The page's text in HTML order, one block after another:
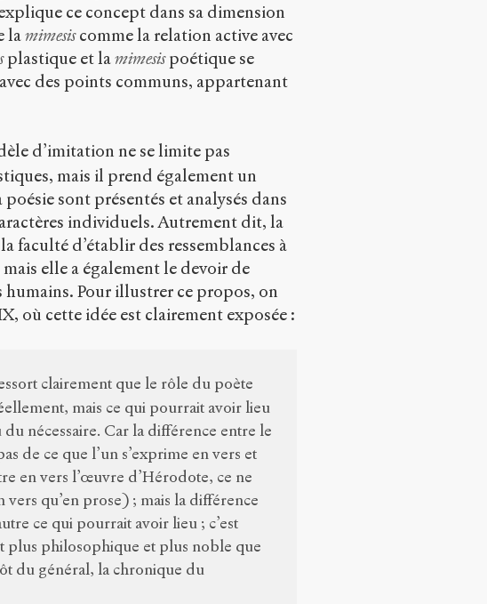
ce concept dans sa dimension
lamimesiscomme la relation active avec
plastique et lamimesispoétique se
des points communs, appartenant
d’imitation ne se limite pas
mais il prend également un
sont présentés et analysés dans
individuels. Autrement dit, la
faculté d’établir des ressemblances à
elle a également le devoir de
Pour illustrer ce propos, on
où cette idée est clairement exposée :
clairement que le rôle du poète
mais ce qui pourrait avoir lieu
nécessaire. Car la différence entre le
de ce que l’un s’exprime en vers et
en vers l’œuvre d’Hérodote, ce ne
vers qu’en prose) ; mais la différence
ce qui pourrait avoir lieu ; c’est
plus philosophique et plus noble que
du général, la chronique du